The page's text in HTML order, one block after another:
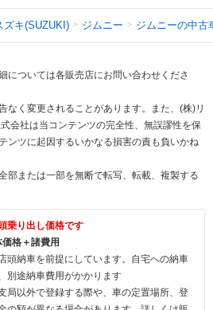
ズキ(SUZUKI) ジムニー ジムニーの中古
については各販売店にお問い合わせくださ
なく変更されることがあります。また、(株)リ
会社は当コンテンツの完全性、無誤謬性を保
ンツに起因するいかなる損害の責も負いかね
部または一部を無断で転写、転載、複製する
乗り出し価格です
格＋諸費用
頭納車を前提にしています。自宅への納車
別途納車費用がかかります
局以外で登録する際や、車の定置場所、登